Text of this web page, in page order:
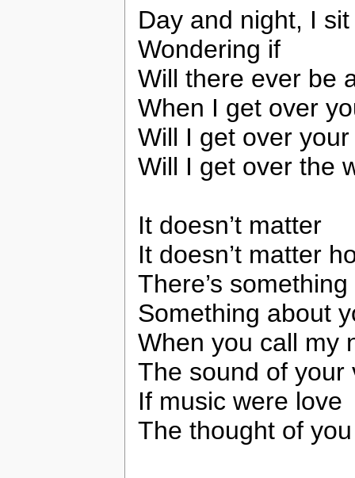
Day and night, I
Wondering if
Will there ever be
When I get over
Will I get over
Will I get over the
It doesn’t matter
It doesn’t matter
There’s
Something about
When you call my
The sound of your
If music were love
The thought of